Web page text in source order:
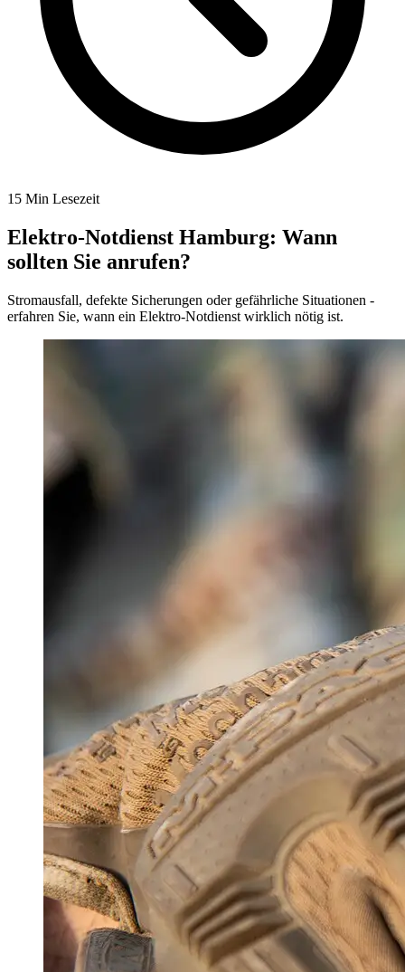
15 Min Lesezeit
Elektro-Notdienst Hamburg: Wann
sollten Sie anrufen?
Stromausfall, defekte Sicherungen oder gefährliche Situationen -
erfahren Sie, wann ein Elektro-Notdienst wirklich nötig ist.